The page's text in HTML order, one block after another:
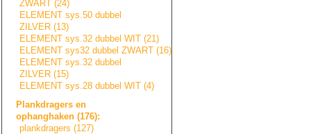
ZWART (24)
ELEMENT sys.50 dubbel
ZILVER (13)
ELEMENT sys.32 dubbel WIT (21)
ELEMENT sys32 dubbel ZWART (16)
ELEMENT sys.32 dubbel
ZILVER (15)
ELEMENT sys.28 dubbel WIT (4)
Plankdragers en
ophanghaken (176):
plankdragers (127)